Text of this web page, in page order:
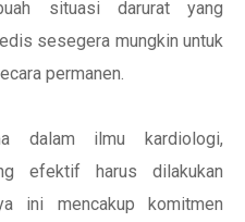
situasi darurat yang
sesegera mungkin untuk
permanen.
dalam ilmu kardiologi,
efektif harus dilakukan
ini mencakup komitmen